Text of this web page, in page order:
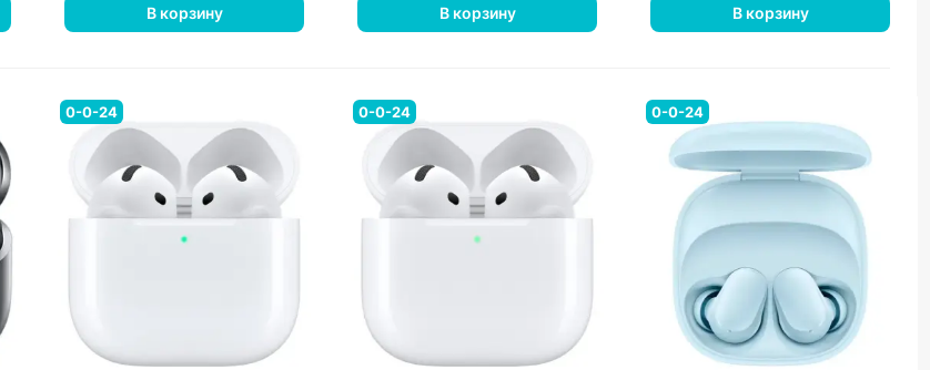
В корзину В корзину В корзину
0-0-24 0-0-24 0-0-24